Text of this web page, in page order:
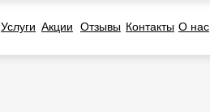
Услуги Акции Отзывы Контакты О нас